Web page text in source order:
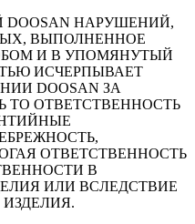
НАРУШЕНИЙ,
ВЫПОЛНЕННОЕ
И В УПОМЯНУТЫЙ
ИСЧЕРПЫВАЕТ
DOOSAN ЗА
ТО ОТВЕТСТВЕННОСТЬ
ОТВЕТСТВЕННОСТЬ
В
ИЛИ ВСЛЕДСТВИЕ